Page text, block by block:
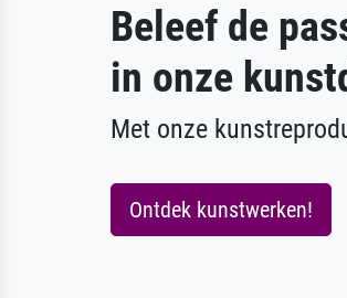
Beleef de
in onze
Met onze
Ontdek kunstwerken!